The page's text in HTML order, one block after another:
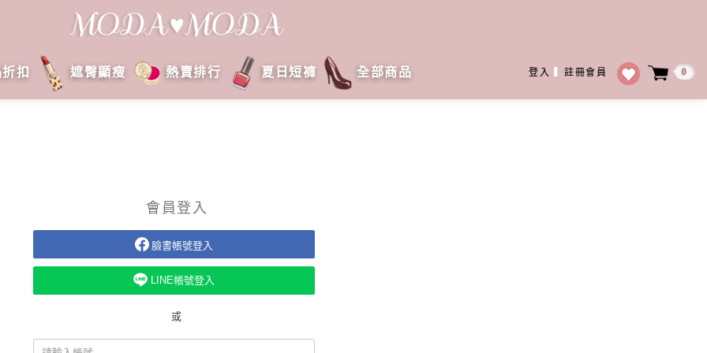
登入 註冊會員 0
扣 遮臀顯瘦 熱賣排行 夏日短褲 全部商品
會員登入
臉書帳號登入
LINE帳號登入
或